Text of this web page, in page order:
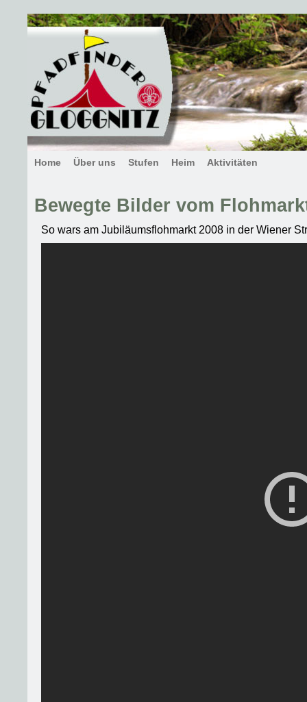
Home Über uns Stufen Heim Aktivitäten
Bewegte Bilder vom
So wars am Jubiläumsflohmarkt 2008 in der Wiener